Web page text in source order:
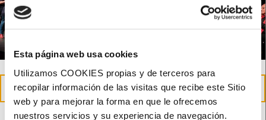
Esta página web usa cookies
Utilizamos COOKIES propias y de terceros para
recopilar información de las visitas que recibe este Sitio
web y para mejorar la forma en que le ofrecemos
nuestros servicios y su experiencia de navegación.
23
May
Reconeixement de Creu Roja a la nostra tasca social